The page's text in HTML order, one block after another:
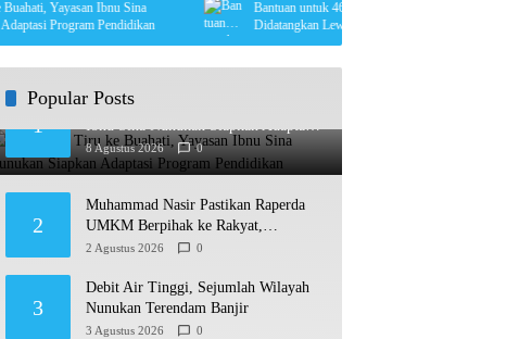
Yayasan Ibnu Sina
Program Pendidikan
Bantuan untuk 460 KK Terdampak di Krayan Selatan
Didatangkan Lewat Udara
Popular Posts
1
Usai Studi Tiru ke Buahati, Yayasan
Ibnu Sina Nunukan Siapkan Adaptasi
Program Pendidikan
8 Agustus 2026 0
2
Muhammad Nasir Pastikan Raperda
UMKM Berpihak ke Rakyat,
Permudah Usaha hingga Perluas Pasar
2 Agustus 2026 0
3
Debit Air Tinggi, Sejumlah Wilayah
Nunukan Terendam Banjir
3 Agustus 2026 0